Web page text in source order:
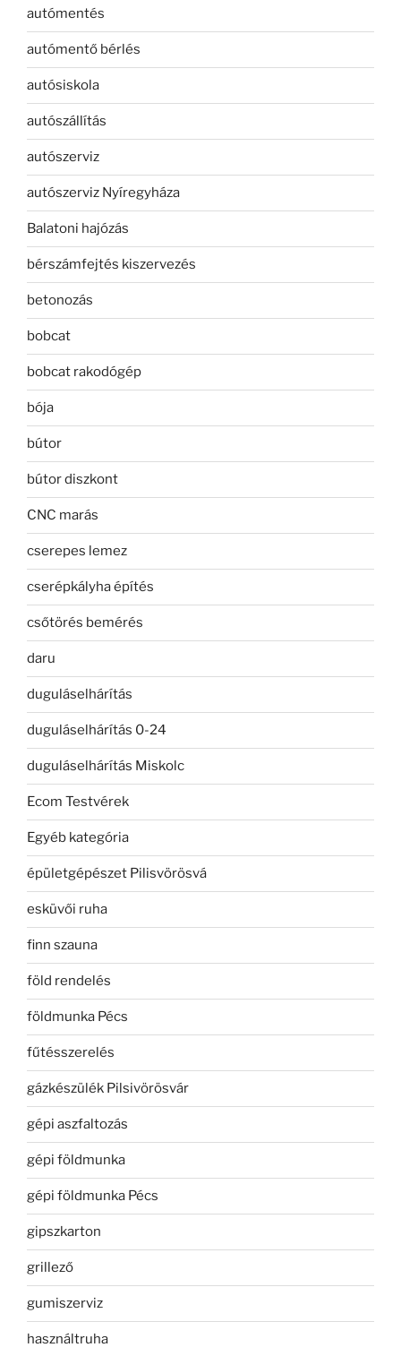
autómentés
autómentő bérlés
autósiskola
autószállítás
autószerviz
autószerviz Nyíregyháza
Balatoni hajózás
bérszámfejtés kiszervezés
betonozás
bobcat
bobcat rakodógép
bója
bútor
bútor diszkont
CNC marás
cserepes lemez
cserépkályha építés
csőtörés bemérés
daru
duguláselhárítás
duguláselhárítás 0-24
duguláselhárítás Miskolc
Ecom Testvérek
Egyéb kategória
épületgépészet Pilisvörösvá
esküvői ruha
finn szauna
föld rendelés
földmunka Pécs
fűtésszerelés
gázkészülék Pilsivörösvár
gépi aszfaltozás
gépi földmunka
gépi földmunka Pécs
gipszkarton
grillező
gumiszerviz
használtruha